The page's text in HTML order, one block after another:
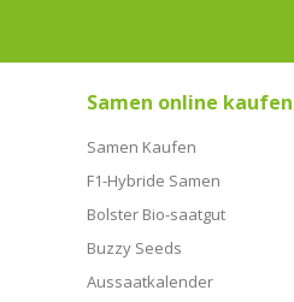
Samen online kaufen
Samen Kaufen
F1-Hybride Samen
Bolster Bio-saatgut
Buzzy Seeds
Aussaatkalender